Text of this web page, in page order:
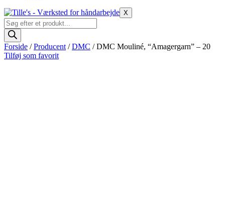
X
Products
search
Forside /Producent /DMC / DMC Mouliné, “Amagergarn” – 20
Tilføj som favorit